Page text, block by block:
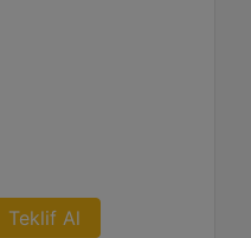
Teklif Al